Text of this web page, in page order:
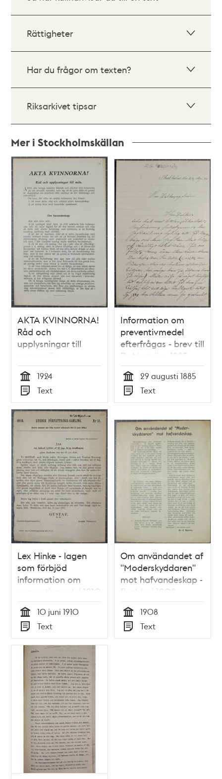
Rättigheter
Har du frågor om texten?
Riksarkivet tipsar
Mer i Stockholmskällan
Relaterade
poster
och
teman
AKTA KVINNORNA!
Råd och
upplysningar till
unga män -
sexualupplysningspamflett
1924
Tid
1924
Typ
Text
Information om
preventivmedel
efterfrågas - brev till
Dr Nyström 1885
Tid
29 augusti 1885
Typ
Text
Lex Hinke - lagen
som förbjöd
information om
preventivmedel 1910
Tid
10 juni 1910
Typ
Text
Om användandet af
"Moderskyddaren"
mot hafvandeskap -
flygblad 1908
Tid
1908
Typ
Text